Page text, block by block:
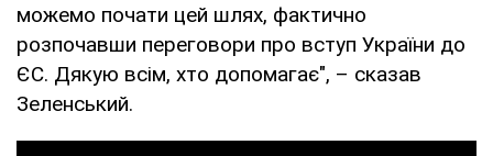
можемо почати цей шлях, фактично
розпочавши переговори про вступ України до
ЄС. Дякую всім, хто допомагає", – сказав
Зеленський.